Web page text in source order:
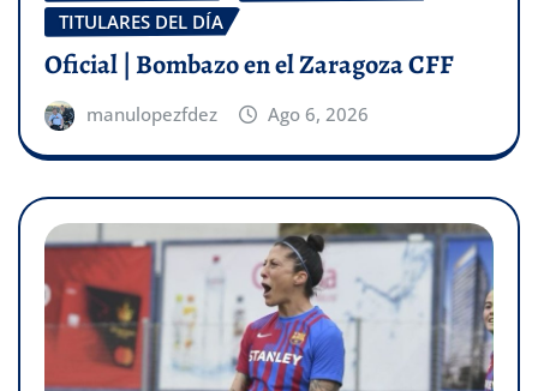
TITULARES DEL DÍA
Oficial | Bombazo en el Zaragoza CFF
manulopezfdez Ago 6, 2026